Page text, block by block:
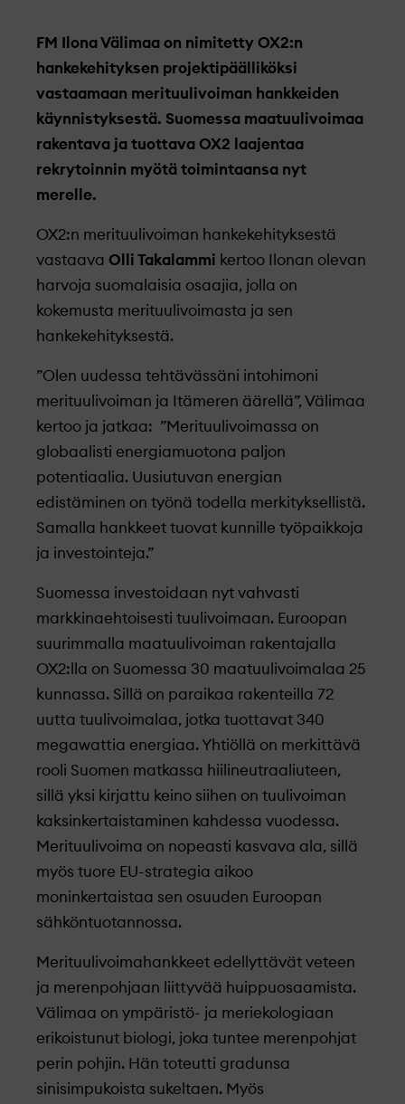
FM Ilona Välimaa on nimitetty OX2:n
hankekehityksen projektipäälliköksi
vastaamaan merituulivoiman hankkeiden
käynnistyksestä. Suomessa maatuulivoimaa
rakentava ja tuottava OX2 laajentaa
rekrytoinnin myötä toimintaansa nyt
merelle.
OX2:n merituulivoiman hankekehityksestä
vastaava Olli Takalammi kertoo Ilonan olevan
harvoja suomalaisia osaajia, jolla on
kokemusta merituulivoimasta ja sen
hankekehityksestä.
”Olen uudessa tehtävässäni intohimoni
merituulivoiman ja Itämeren äärellä”, Välimaa
kertoo ja jatkaa: ”Merituulivoimassa on
globaalisti energiamuotona paljon
potentiaalia. Uusiutuvan energian
edistäminen on työnä todella merkityksellistä.
Samalla hankkeet tuovat kunnille työpaikkoja
ja investointeja.”
Suomessa investoidaan nyt vahvasti
markkinaehtoisesti tuulivoimaan. Euroopan
suurimmalla maatuulivoiman rakentajalla
OX2:lla on Suomessa 30 maatuulivoimalaa 25
kunnassa. Sillä on paraikaa rakenteilla 72
uutta tuulivoimalaa, jotka tuottavat 340
megawattia energiaa. Yhtiöllä on merkittävä
rooli Suomen matkassa hiilineutraaliuteen,
sillä yksi kirjattu keino siihen on tuulivoiman
kaksinkertaistaminen kahdessa vuodessa.
Merituulivoima on nopeasti kasvava ala, sillä
myös tuore EU-strategia aikoo
moninkertaistaa sen osuuden Euroopan
sähköntuotannossa.
Merituulivoimahankkeet edellyttävät veteen
ja merenpohjaan liittyvää huippuosaamista.
Välimaa on ympäristö- ja meriekologiaan
erikoistunut biologi, joka tuntee merenpohjat
perin pohjin. Hän toteutti gradunsa
sinisimpukoista sukeltaen. Myös